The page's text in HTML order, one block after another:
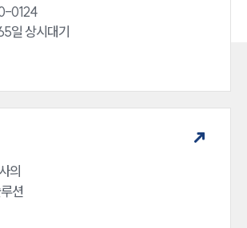
0124
일 상시대기
의
션